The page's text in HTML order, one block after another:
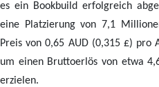
es ein Bookbuild erfolgreich
eine Platzierung von 7,1
Preis von 0,65 AUD (0,315 £) pro
um einen Bruttoerlös von etwa
erzielen.